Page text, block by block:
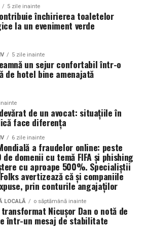
uleiului la
de funcționare a motorului.
foarte bun între protecție și
recomandat Ravenol VMP
Ravenol
motoare moderne care
cu aprobări OEM specifice.
constructorului, poate fi
unor mărci precum:
facilităților ecologice,
pot reduce semnificativ
mediului în comparație cu
sunt mult mai dăunătoare
toaletele ecologice contribuie la
responsabil din punct
ajută la protejarea resurselor
imaginii evenimentului
ecologice, precum tipul ecologic
beneficii semnificative imaginii
o eră în care participanții devin din
de problemele de mediu,
să adopte soluții sustenabile, cum
din gama ecologică, pot
5 zile inainte
închirierea toaletelor
la un eveniment verde
5 zile inainte
un sejur confortabil într-o
de hotel bine amenajată
de un avocat: situațiile în
face diferența
6 zile inainte
a fraudelor online: peste
de domenii cu temă FIFA și phishing
cu aproape 500%. Specialiștii
avertizează că și companiile
prin conturile angajaților
LOCALĂ o săptămână inainte
transformat Nicușor Dan o notă de
într-un mesaj de stabilitate